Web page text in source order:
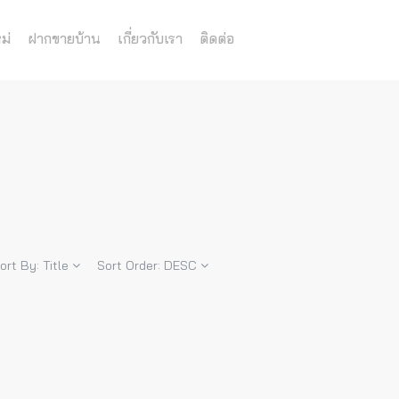
ฝากขายบ้าน เกี่ยวกับเรา ติดต่อ
By: Title Sort Order: DESC